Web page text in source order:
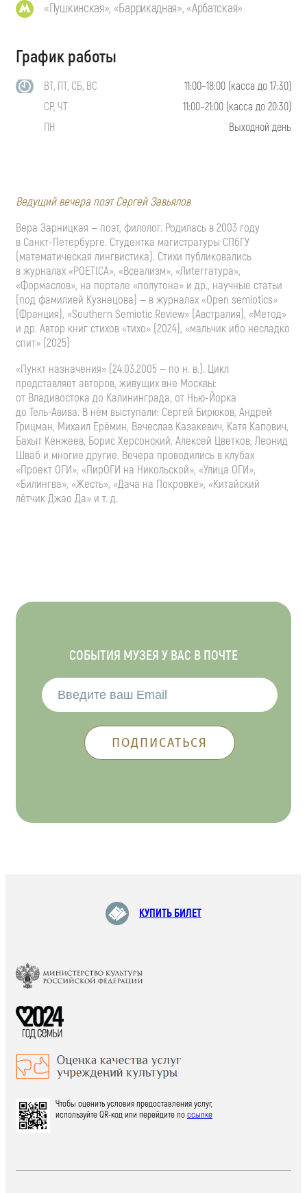
«Пушкинская», «Баррикадная», «Арбатская»
График работы
ВТ, ПТ, СБ, ВС
11:00–18:00 (касса до 17:30)
СР, ЧТ
11:00–21:00 (касса до 20:30)
ПН
Выходной день
Ведущий вечера поэт Сергей Завьялов
Вера Зарницкая — поэт, филолог. Родилась в 2003 году
в Санкт-Петербурге. Студентка магистратуры СПбГУ
(математическая лингвистика). Стихи публиковались
в журналах «POETICA», «Всеализм», «Лиterraтура»,
«Формаслов», на портале «полутона» и др., научные статьи
(под фамилией Кузнецова) — в журналах «Open semiotics»
(Франция), «Southern Semiotic Review» (Австралия), «Метод»
и др. Автор книг стихов «тихо» (2024), «мальчик ибо несладко
спит» (2025)
«Пункт назначения» (24.03.2005 — по н. в.). Цикл
представляет авторов, живущих вне Москвы:
от Владивостока до Калининграда, от Нью-Йорка
до Тель-Авива. В нём выступали: Сергей Бирюков, Андрей
Грицман, Михаил Ерёмин, Вечеслав Казакевич, Катя Капович,
Бахыт Кенжеев, Борис Херсонский, Алексей Цветков, Леонид
Шваб и многие другие. Вечера проводились в клубах
«Проект ОГИ», «ПирОГИ на Никольской», «Улица ОГИ»,
«Билингва», «Жесть», «Дача на Покровке», «Китайский
лётчик Джао Да» и т. д.
СОБЫТИЯ МУЗЕЯ У ВАС В ПОЧТЕ
КУПИТЬ БИЛЕТ
Чтобы оценить условия предоставления услуг,
используйте QR-код или перейдите поссылке